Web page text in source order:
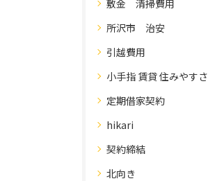
敷金 清掃費用
所沢市 治安
引越費用
小手指 賃貸 住みやすさ
定期借家契約
hikari
契約締結
北向き